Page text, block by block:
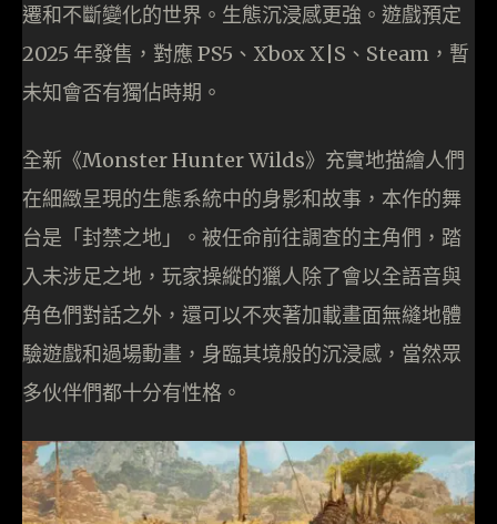
遷和不斷變化的世界。生態沉浸感更強。遊戲預定
2025 年發售，對應 PS5、Xbox X|S、Steam，暫
未知會否有獨佔時期。
全新《Monster Hunter Wilds》充實地描繪人們
在細緻呈現的生態系統中的身影和故事，本作的舞
台是「封禁之地」。被任命前往調查的主角們，踏
入未涉足之地，玩家操縱的獵人除了會以全語音與
角色們對話之外，還可以不夾著加載畫面無縫地體
驗遊戲和過場動畫，身臨其境般的沉浸感，當然眾
多伙伴們都十分有性格。